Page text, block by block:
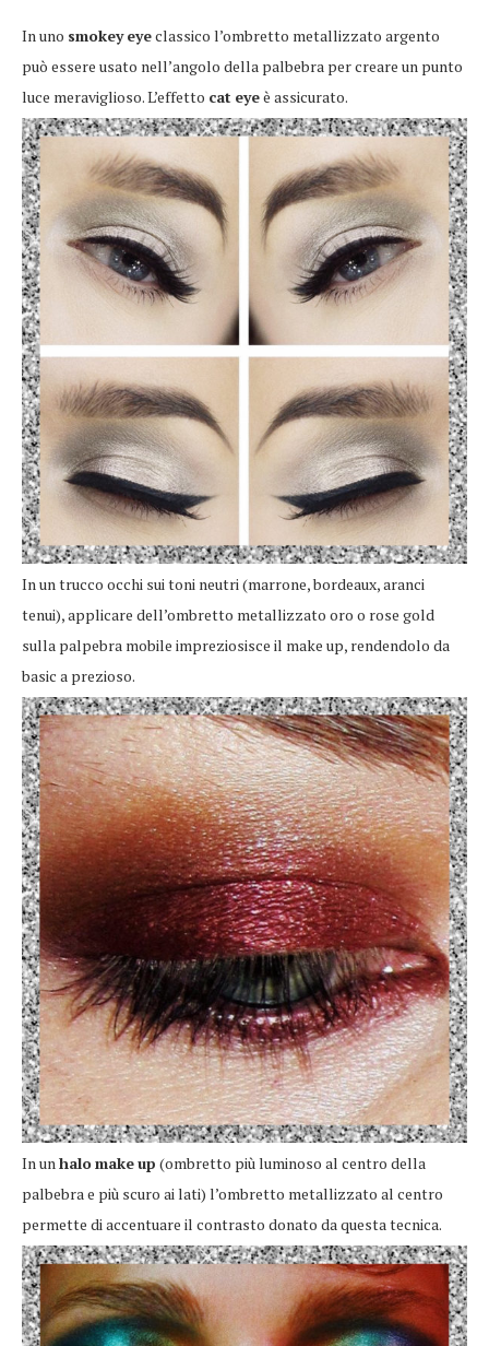
In uno smokey eyeclassico l’ombretto metallizzato argento
può essere usato nell’angolo della palbebra per creare un punto
luce meraviglioso. L’effetto cat eyeè assicurato.
In un trucco occhi sui toni neutri (marrone, bordeaux, aranci
tenui), applicare dell’ombretto metallizzato oro o rose gold
sulla palpebra mobile impreziosisce il make up, rendendolo da
basic a prezioso.
In unhalomakeup (ombretto più luminoso al centro della
palbebra e più scuro ai lati) l’ombretto metallizzato al centro
permette di accentuare il contrasto donato da questa tecnica.